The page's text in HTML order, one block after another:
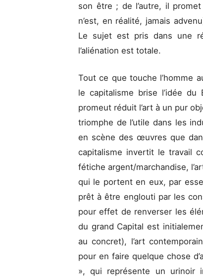
son être ; de l’autre, il
n’est, en réalité, jamais
Le sujet est pris dans une
l’aliénation est totale.
Tout ce que touche l’homme
le capitalisme brise l’idée du
promeut réduit l’art à un pur
triomphe de l’utile dans les
en scène des œuvres que
capitalisme invertit le travail
fétiche argent/marchandise,
qui le portent en eux, par
prêt à être englouti par les
pour effet de renverser les
du grand Capital est
au concret), l’art
pour en faire quelque chose
», qui représente un urinoir